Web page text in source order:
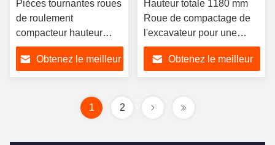
Pièces tournantes roues
de roulement
compacteur hauteur
totale 1180 mm
Obtenez le meilleur
Hauteur totale 1180 mm
Roue de compactage de
l'excavateur pour une
longue durée de vie de
l'excavateur de 12 tonnes
Obtenez le meilleur
1 2